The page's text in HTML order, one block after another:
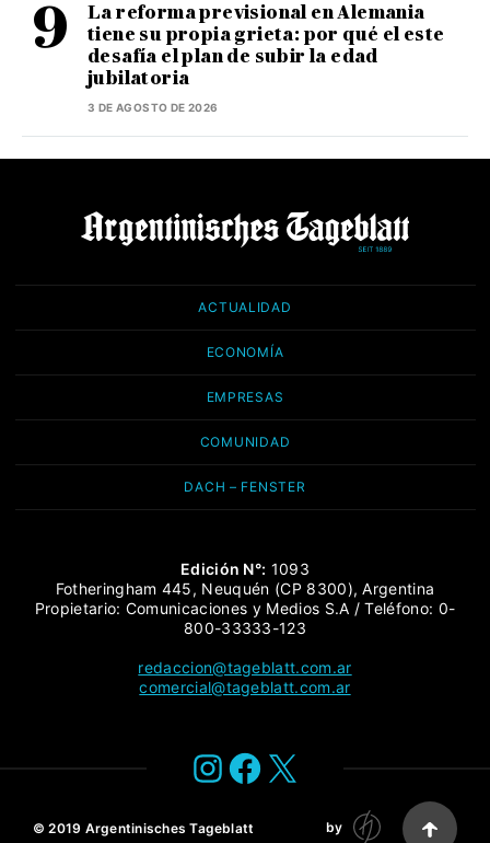
La reforma previsional en Alemania
tiene su propia grieta: por qué el este
desafía el plan de subir la edad
jubilatoria
3 DE AGOSTO DE 2026
ACTUALIDAD
ECONOMÍA
EMPRESAS
COMUNIDAD
DACH – FENSTER
Edición N°: 1093
Fotheringham 445, Neuquén (CP 8300), Argentina
Propietario: Comunicaciones y Medios S.A / Teléfono: 0-
800-33333-123
redaccion@tageblatt.com.ar
comercial@tageblatt.com.ar
Instagram
Facebook
X
© 2019 Argentinisches Tageblatt by